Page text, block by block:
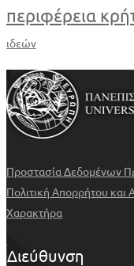
περιφέρεια
ιδεών
Προστασία Δεδομένων
Πολιτική Απορρήτου
Χαρακτήρα
Διεύθυνση